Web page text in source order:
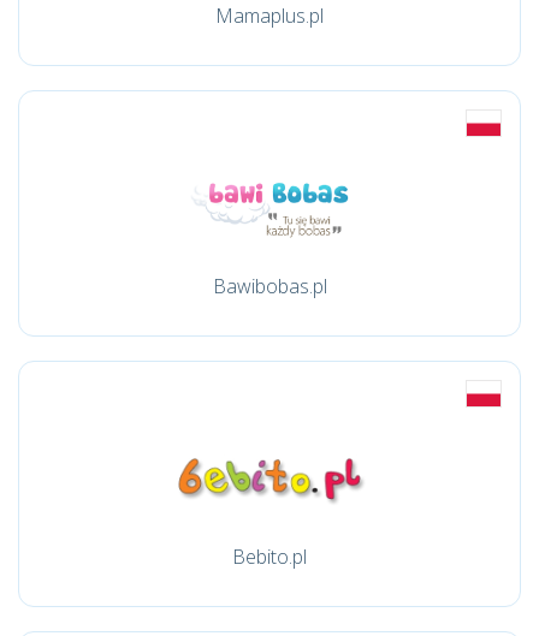
Mamaplus.pl
Bawibobas.pl
Bebito.pl